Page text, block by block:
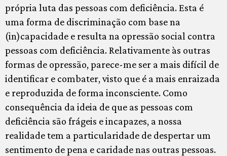
própria luta das pessoas com deficiência. Esta é
uma forma de discriminação com base na
(in)capacidade e resulta na opressão social contra
pessoas com deficiência. Relativamente às outras
formas de opressão, parece-me ser a mais difícil de
identificar e combater, visto que é a mais enraizada
e reproduzida de forma inconsciente. Como
consequência da ideia de que as pessoas com
deficiência são frágeis e incapazes, a nossa
realidade tem a particularidade de despertar um
sentimento de pena e caridade nas outras pessoas.